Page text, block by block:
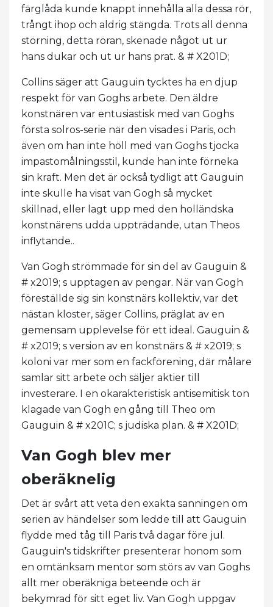
färglåda kunde knappt innehålla alla dessa rör,
trångt ihop och aldrig stängda. Trots all denna
störning, detta röran, skenade något ut ur
hans dukar och ut ur hans prat. & # X201D;
Collins säger att Gauguin tycktes ha en djup
respekt för van Goghs arbete. Den äldre
konstnären var entusiastisk med van Goghs
första solros-serie när den visades i Paris, och
även om han inte höll med van Goghs tjocka
impastomålningsstil, kunde han inte förneka
sin kraft. Men det är också tydligt att Gauguin
inte skulle ha visat van Gogh så mycket
skillnad, eller lagt upp med den holländska
konstnärens udda uppträdande, utan Theos
inflytande..
Van Gogh strömmade för sin del av Gauguin &
# x2019; s upptagen av pengar. När van Gogh
föreställde sig sin konstnärs kollektiv, var det
nästan kloster, säger Collins, präglat av en
gemensam upplevelse för ett ideal. Gauguin &
# x2019; s version av en konstnärs & # x2019; s
koloni var mer som en fackförening, där målare
samlar sitt arbete och säljer aktier till
investerare. I en okarakteristisk antisemitisk ton
klagade van Gogh en gång till Theo om
Gauguin & # x201C; s judiska plan. & # X201D;
Van Gogh blev mer
oberäknelig
Det är svårt att veta den exakta sanningen om
serien av händelser som ledde till att Gauguin
flydde med tåg till Paris två dagar före jul.
Gauguin's tidskrifter presenterar honom som
en omtänksam mentor som störs av van Goghs
allt mer oberäkniga beteende och är
bekymrad för sitt eget liv. Van Gogh uppgav